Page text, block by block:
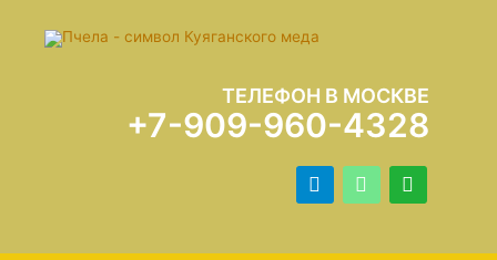
ТЕЛЕФОН В МОСКВЕ
+7-909-960-4328